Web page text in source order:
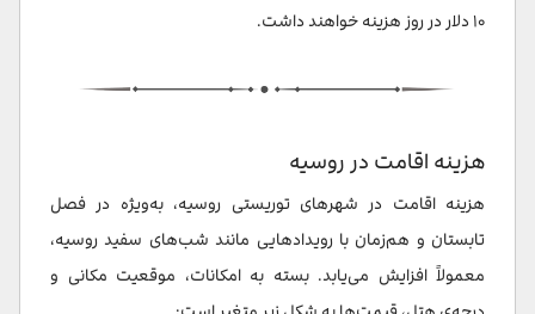
۱۰ دلار در روز هزینه خواهند داشت.
هزینه اقامت در روسیه
هزینه اقامت در شهرهای توریستی روسیه، به‌ویژه در فصل
تابستان و هم‌زمان با رویدادهایی مانند شب‌های سفید روسیه،
معمولاً افزایش می‌یابد. بسته به امکانات، موقعیت مکانی و